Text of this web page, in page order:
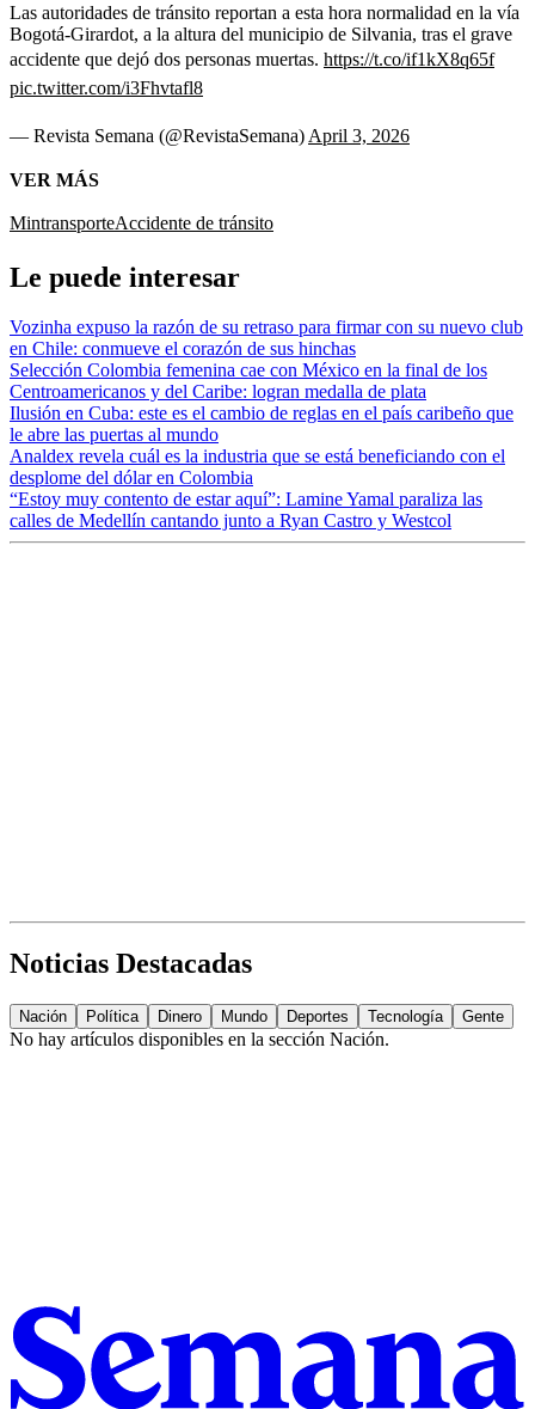
Las autoridades de tránsito reportan a esta hora normalidad en la vía
Bogotá-Girardot, a la altura del municipio de Silvania, tras el grave
accidente que dejó dos personas muertas. https://t.co/if1kX8q65f
pic.twitter.com/i3Fhvtafl8
— Revista Semana (@RevistaSemana) April 3, 2026
VER MÁS
MintransporteAccidente de tránsito
Le puede interesar
Vozinha expuso la razón de su retraso para firmar con su nuevo club
en Chile: conmueve el corazón de sus hinchas
Selección Colombia femenina cae con México en la final de los
Centroamericanos y del Caribe: logran medalla de plata
Ilusión en Cuba: este es el cambio de reglas en el país caribeño que
le abre las puertas al mundo
Analdex revela cuál es la industria que se está beneficiando con el
desplome del dólar en Colombia
“Estoy muy contento de estar aquí”: Lamine Yamal paraliza las
calles de Medellín cantando junto a Ryan Castro y Westcol
Noticias Destacadas
Nación Política Dinero Mundo Deportes Tecnología Gente
No hay artículos disponibles en la sección Nación.